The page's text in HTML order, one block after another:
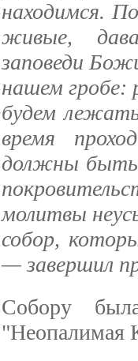
находимся.
живые,
заповеди
нашем гробе:
будем
время
должны
молитвы
собор,
— завершил
Собору
"Неопалимая